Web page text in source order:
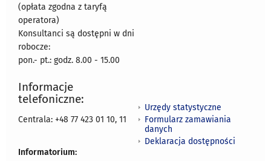
(opłata zgodna z taryfą
operatora)
Konsultanci są dostępni w dni
robocze:
pon.- pt.: godz. 8.00 - 15.00
Informacje
telefoniczne:
Centrala: +48 77 423 01 10, 11
Informatorium:
Urzędy statystyczne
Formularz zamawiania
danych
Deklaracja dostępności